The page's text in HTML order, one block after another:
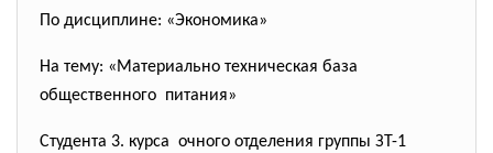
По дисциплине: «Экономика»
На тему: «Материально техническая база
общественного питания»
Студента 3. курса очного отделения группы ЗТ-1